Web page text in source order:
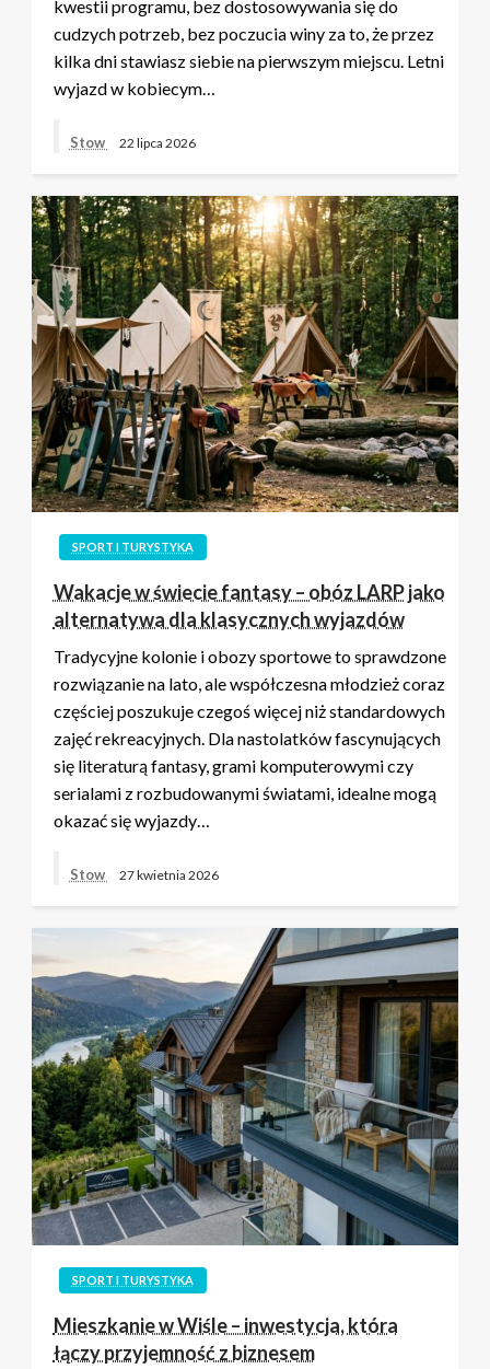
kwestii programu, bez dostosowywania się do
cudzych potrzeb, bez poczucia winy za to, że przez
kilka dni stawiasz siebie na pierwszym miejscu. Letni
wyjazd w kobiecym…
Stow 22 lipca 2026
SPORT I TURYSTYKA
Wakacje w świecie fantasy – obóz LARP jako
alternatywa dla klasycznych wyjazdów
Tradycyjne kolonie i obozy sportowe to sprawdzone
rozwiązanie na lato, ale współczesna młodzież coraz
częściej poszukuje czegoś więcej niż standardowych
zajęć rekreacyjnych. Dla nastolatków fascynujących
się literaturą fantasy, grami komputerowymi czy
serialami z rozbudowanymi światami, idealne mogą
okazać się wyjazdy…
Stow 27 kwietnia 2026
SPORT I TURYSTYKA
Mieszkanie w Wiśle – inwestycja, która
łączy przyjemność z biznesem